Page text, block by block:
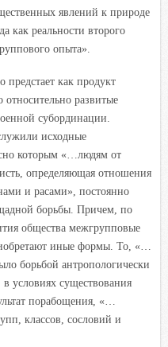
явлений к природе
как реальности второго
опыта».
как продукт
относительно развитые
субординации.
исходные
которым «…людям от
определяющая отношения
и расами», постоянно
борьбы. Причем, по
общества межгрупповые
иные формы. То, «…
борьбой антропологически
условиях существования
порабощения, «…
классов, сословий и